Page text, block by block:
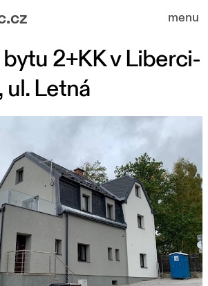
menu
2+KK v Liberci-
ul. Letná